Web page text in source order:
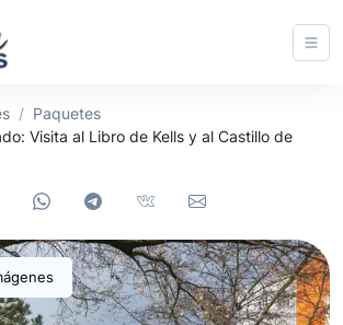
Paquetes
Visita al Libro de Kells y al Castillo de